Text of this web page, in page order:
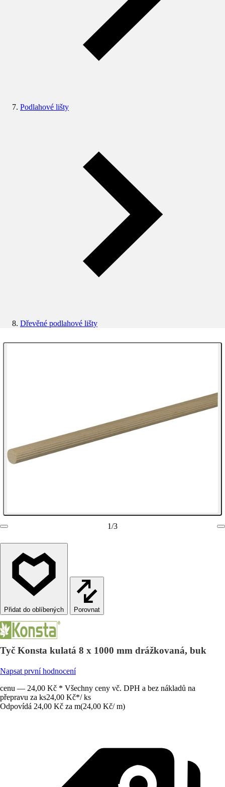
Podlahové lišty
Dřevěné podlahové lišty
1/3
Porovnat
Tyč Konsta kulatá 8 x 1000 mm drážkovaná, buk
Napsat první hodnocení
cenu — 24,00 Kč * Všechny ceny vč. DPH a bez nákladů na
přepravu za ks24,00 Kč*/ ks
Odpovídá 24,00 Kč za m(24,00 Kč/ m)